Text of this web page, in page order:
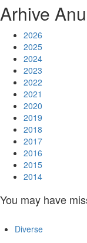
Arhive
2026
2025
2024
2023
2022
2021
2020
2019
2018
2017
2016
2015
2014
You may have
Diverse